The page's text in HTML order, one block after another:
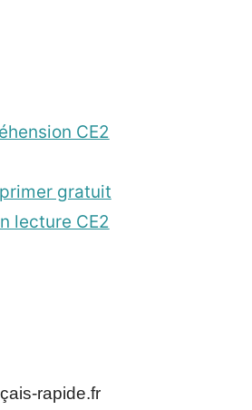
CE2
gratuit
lecture CE2
rapide.fr